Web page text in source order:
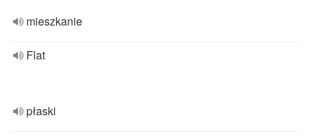
mieszkanie
Flat
płaski